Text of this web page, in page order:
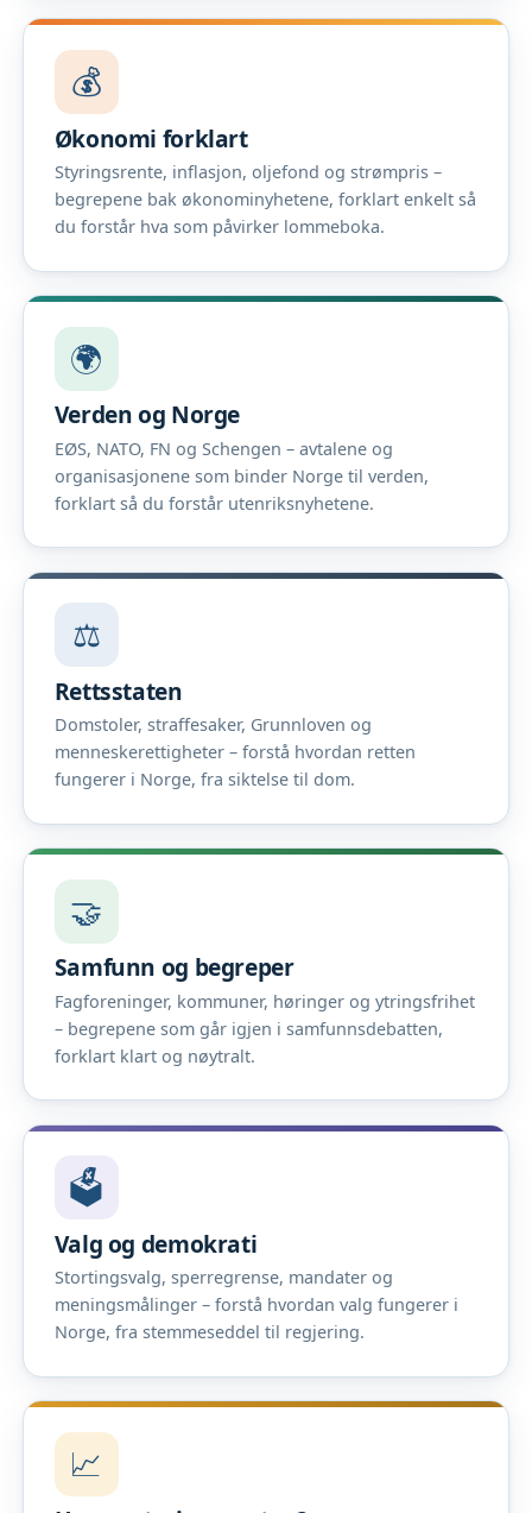
💰
Økonomi forklart
Styringsrente, inflasjon, oljefond og strømpris –
begrepene bak økonominyhetene, forklart enkelt så
du forstår hva som påvirker lommeboka.
🌍
Verden og Norge
EØS, NATO, FN og Schengen – avtalene og
organisasjonene som binder Norge til verden,
forklart så du forstår utenriksnyhetene.
⚖️
Rettsstaten
Domstoler, straffesaker, Grunnloven og
menneskerettigheter – forstå hvordan retten
fungerer i Norge, fra siktelse til dom.
🤝
Samfunn og begreper
Fagforeninger, kommuner, høringer og ytringsfrihet
– begrepene som går igjen i samfunnsdebatten,
forklart klart og nøytralt.
🗳️
Valg og demokrati
Stortingsvalg, sperregrense, mandater og
meningsmålinger – forstå hvordan valg fungerer i
Norge, fra stemmeseddel til regjering.
📈